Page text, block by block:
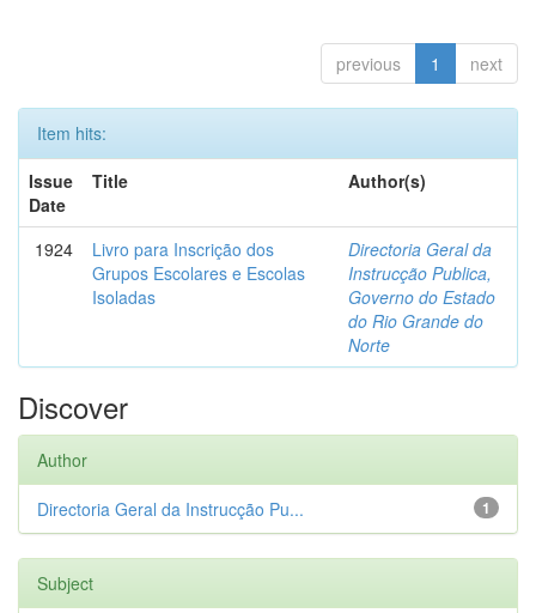
previous 1 next
Item hits:
Issue
Date
Title Author(s)
1924
Livro para Inscrição dos
Grupos Escolares e Escolas
Isoladas
Directoria Geral da
Instrucção Publica,
Governo do Estado
do Rio Grande do
Norte
Discover
Author
1
Directoria Geral da Instrucção Pu...
Subject